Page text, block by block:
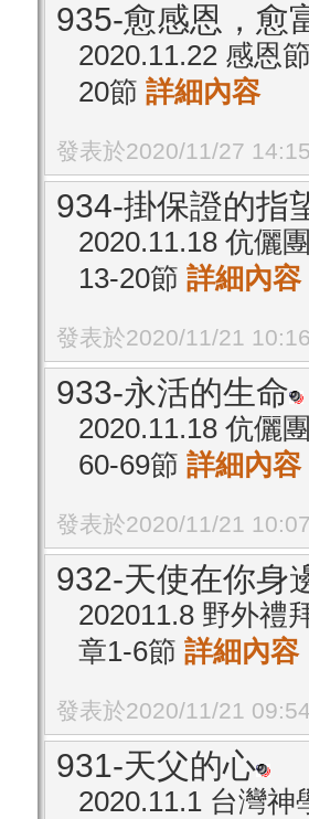
935-愈感恩，愈
2020.11.22 感恩
20節 詳細內容
發表於2020/11/27
934-掛保證的指
2020.11.18 伉儷
13-20節 詳細內容
發表於2020/11/21
933-永活的生命
2020.11.18 伉儷
60-69節 詳細內容
發表於2020/11/21
932-天使在你身
202011.8 野外禮
章1-6節 詳細內容
發表於2020/11/21
931-天父的心
2020.11.1 台灣